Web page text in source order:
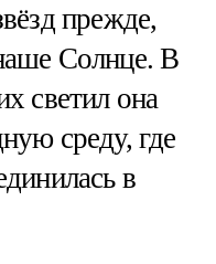
прежде,
Солнце. В
светил она
среду, где
в